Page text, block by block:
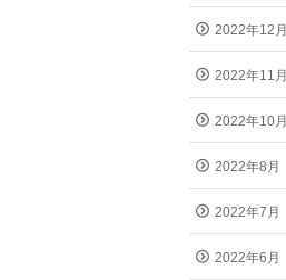
2022年12月
2022年11月
2022年10月
2022年8月
2022年7月
2022年6月